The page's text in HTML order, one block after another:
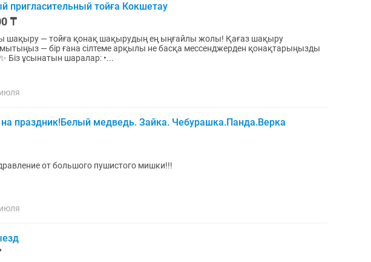
пригласительный тойға Кокшетау
₸
— тойға қонақ шақырудың ең ыңғайлы жолы! Қағаз шақыру
— бір ғана сілтеме арқылы не басқа мессенджерден қонақтарыңызды
шақырыңыз. ✨ Біз ұсынатын шаралар: •...
праздник!Белый медведь. Зайка. Чебурашка.Панда.Верка
от большого пушистого мишки!!!